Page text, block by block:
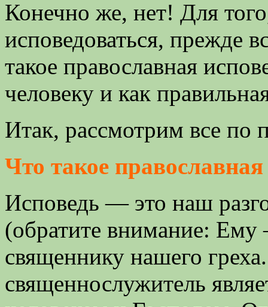
Конечно же, нет! Для
исповедоваться, прежде
такое православная
человеку и как
Итак, рассмотрим все по
Что такое
Исповедь — это наш
(обратите внимание: Ему
священнику нашего
священнослужитель